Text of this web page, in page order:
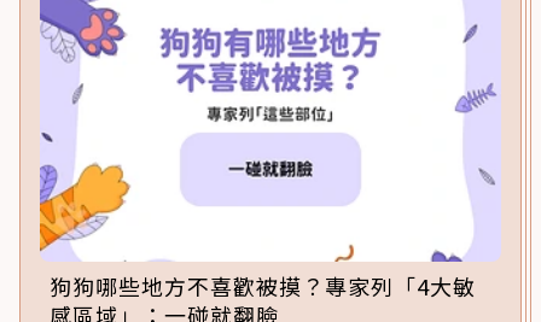
狗狗哪些地方不喜歡被摸？專家列「4大敏
感區域」：一碰就翻臉